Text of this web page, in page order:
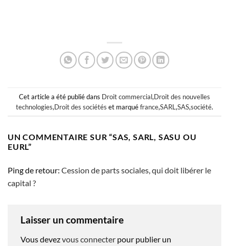
Cet article a été publié dans Droit commercial,Droit des nouvelles
technologies,Droit des sociétés et marquéfrance,SARL ,SAS,société.
UN COMMENTAIRE SUR “SAS, SARL, SASU OU
EURL”
Ping de retour: Cession de parts sociales, qui doit libérer le
capital ?
Laisser un commentaire
Vous devezvous connecter pour publier un